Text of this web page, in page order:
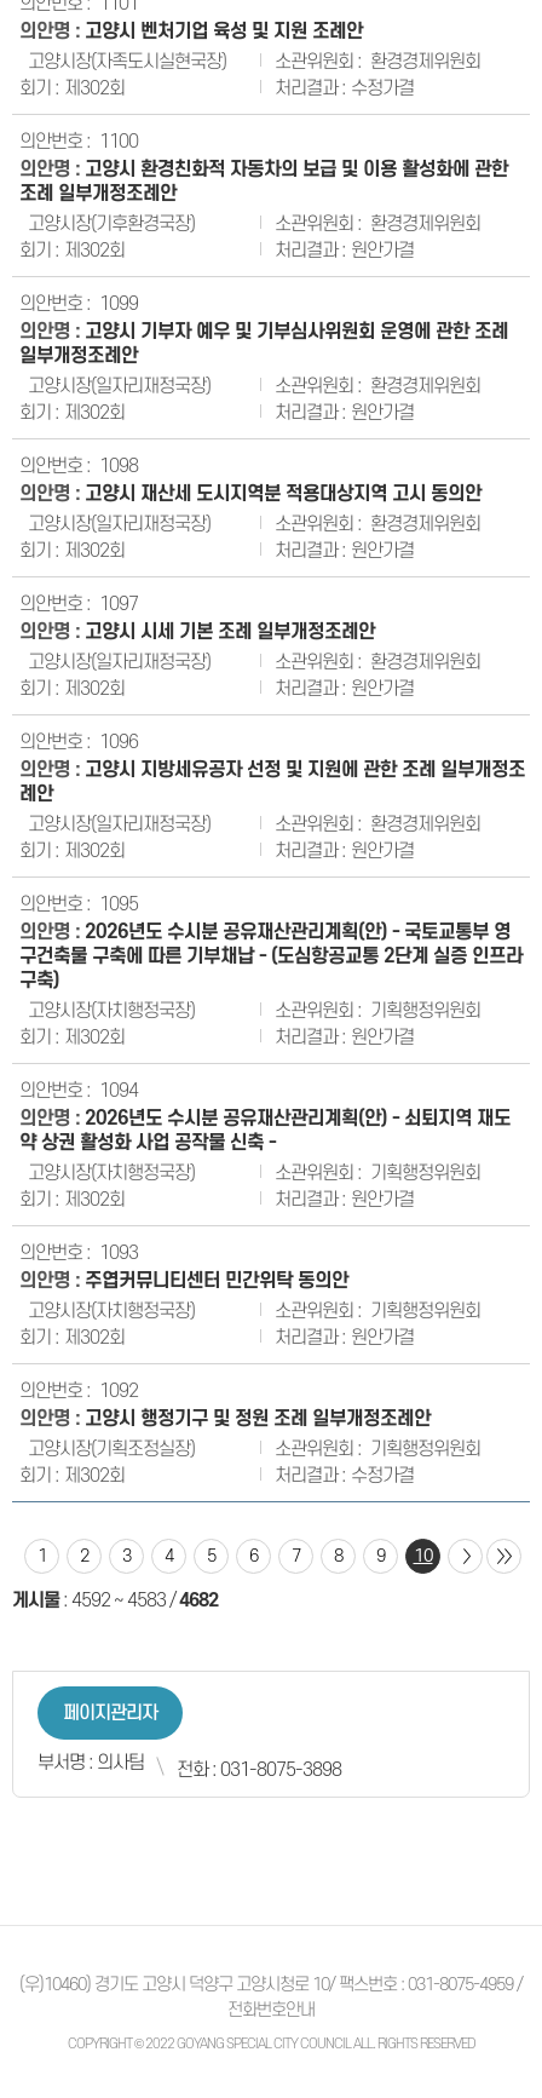
고양시 벤처기업 육성 및 지원 조례안
고양시장(자족도시실현국장)
환경경제위원회
제302회
수정가결
1100
고양시 환경친화적 자동차의 보급 및 이용 활성화에 관한
조례 일부개정조례안
고양시장(기후환경국장)
환경경제위원회
제302회
원안가결
1099
고양시 기부자 예우 및 기부심사위원회 운영에 관한 조례
일부개정조례안
고양시장(일자리재정국장)
환경경제위원회
제302회
원안가결
1098
고양시 재산세 도시지역분 적용대상지역 고시 동의안
고양시장(일자리재정국장)
환경경제위원회
제302회
원안가결
1097
고양시 시세 기본 조례 일부개정조례안
고양시장(일자리재정국장)
환경경제위원회
제302회
원안가결
1096
고양시 지방세유공자 선정 및 지원에 관한 조례 일부개정조
례안
고양시장(일자리재정국장)
환경경제위원회
제302회
원안가결
1095
2026년도 수시분 공유재산관리계획(안) - 국토교통부 영
구건축물 구축에 따른 기부채납 - (도심항공교통 2단계 실증 인프라
구축)
고양시장(자치행정국장)
기획행정위원회
제302회
원안가결
1094
2026년도 수시분 공유재산관리계획(안) - 쇠퇴지역 재도
약 상권 활성화 사업 공작물 신축 -
고양시장(자치행정국장)
기획행정위원회
제302회
원안가결
1093
주엽커뮤니티센터 민간위탁 동의안
고양시장(자치행정국장)
기획행정위원회
제302회
원안가결
1092
고양시 행정기구 및 정원 조례 일부개정조례안
고양시장(기획조정실장)
기획행정위원회
제302회
수정가결
1 2 3 4 5 6 7 8 9 10
게시물: 4592 ~ 4583/4682
페이지관리자
부서명 : 의사팀 전화 : 031-8075-3898
(우)10460) 경기도 고양시 덕양구 고양시청로 10/ 팩스번호 : 031-8075-4959 /
전화번호안내
COPYRIGHT © 2022 GOYANG SPECIAL CITY COUNCIL ALL. RIGHTS RESERVED